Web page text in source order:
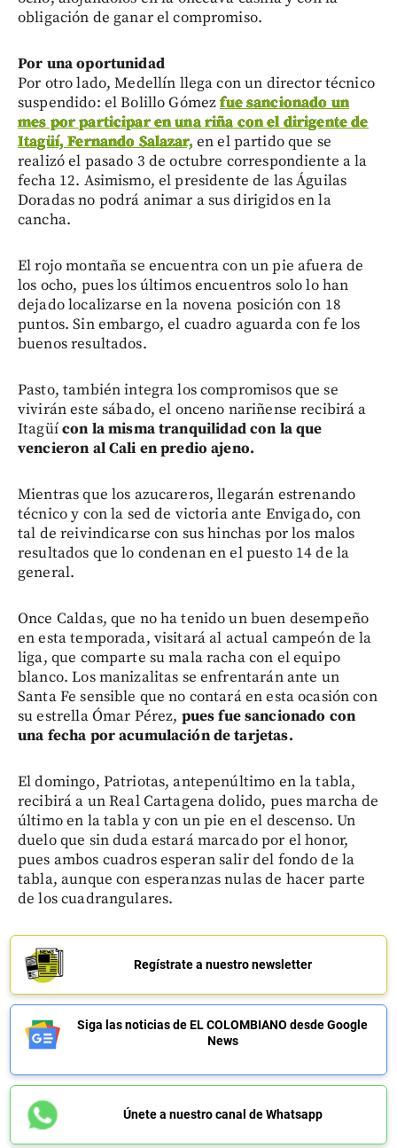
obligación de ganar el compromiso.
Por una oportunidad
Por otro lado, Medellín llega con un director técnico
suspendido: el Bolillo Gómezfue sancionado un
mes por participar en una riña con el dirigente de
Itagüí, Fernando Salazar, en el partido que se
realizó el pasado 3 de octubre correspondiente a la
fecha 12. Asimismo, el presidente de las Águilas
Doradas no podrá animar a sus dirigidos en la
cancha.
El rojo montaña se encuentra con un pie afuera de
los ocho, pues los últimos encuentros solo lo han
dejado localizarse en la novena posición con 18
puntos. Sin embargo, el cuadro aguarda con fe los
buenos resultados.
Pasto, también integra los compromisos que se
vivirán este sábado, el onceno nariñense recibirá a
Itagüícon la misma tranquilidad con la que
vencieron al Cali en predio ajeno.
Mientras que los azucareros, llegarán estrenando
técnico y con la sed de victoria ante Envigado, con
tal de reivindicarse con sus hinchas por los malos
resultados que lo condenan en el puesto 14 de la
general.
Once Caldas, que no ha tenido un buen desempeño
en esta temporada, visitará al actual campeón de la
liga, que comparte su mala racha con el equipo
blanco. Los manizalitas se enfrentarán ante un
Santa Fe sensible que no contará en esta ocasión con
su estrella Ómar Pérez, pues fue sancionado con
una fecha por acumulación de tarjetas.
El domingo, Patriotas, antepenúltimo en la tabla,
recibirá a un Real Cartagena dolido, pues marcha de
último en la tabla y con un pie en el descenso. Un
duelo que sin duda estará marcado por el honor,
pues ambos cuadros esperan salir del fondo de la
tabla, aunque con esperanzas nulas de hacer parte
de los cuadrangulares.
Regístrate a nuestro newsletter
Siga las noticias de EL COLOMBIANO desde Google
News
Únete a nuestro canal de Whatsapp